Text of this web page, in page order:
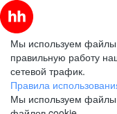
Мы используем файлы
правильную работу
сетевой трафик.
Правила
Мы используем